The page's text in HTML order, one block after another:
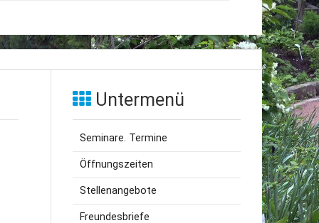
Menschen
Untermenü
Seminare. Termine
Öffnungszeiten
Stellenangebote
Freundesbriefe